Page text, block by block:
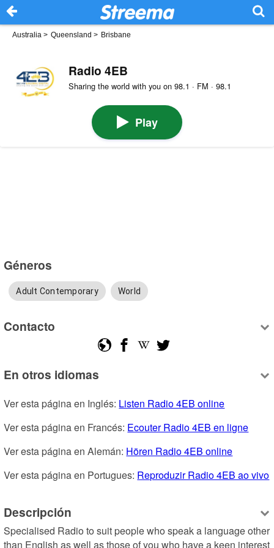
Australia > Queensland > Brisbane
Radio 4EB
Sharing the world with you on 98.1 · FM · 98.1
Play
Géneros
Adult Contemporary World
Contacto
En otros idiomas
Ver esta página en Inglés: Listen Radio 4EB online
Ver esta página en Francés: Ecouter Radio 4EB en ligne
Ver esta página en Alemán: Hören Radio 4EB online
Ver esta página en Portugues: Reproduzir Radio 4EB ao vivo
Descripción
Specialised Radio to suit people who speak a language other
than English as well as those of you who have a keen interest